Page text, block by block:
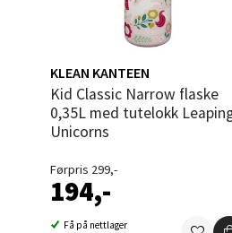
KLEAN KANTEEN
Kid Classic Narrow flaske
0,35L med tutelokk
Unicorns
Førpris 299,-
194,-
Få på nettlager